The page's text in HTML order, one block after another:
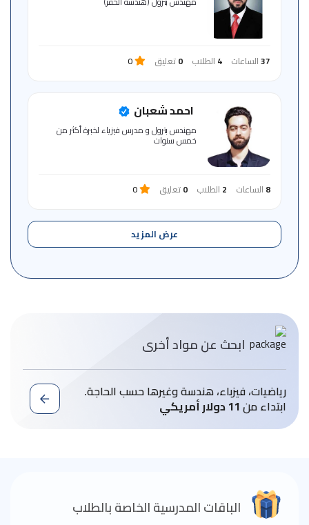
37الساعات 4 الطلاب 0تعليق 0
احمد شعبان
مهندس بترول و مدرس فيزياء لخبرة أكثر من
خمس سنوات
8 الساعات 2 الطلاب 0تعليق 0
عرض المزيد
ابحث عن مواد أخرى
رياضيات، فيزباء، هندسة وغيرها حسب الحاجة.
ابتداء من11 دولار أمريكي
الباقات المدرسية الخاصة بالطلاب